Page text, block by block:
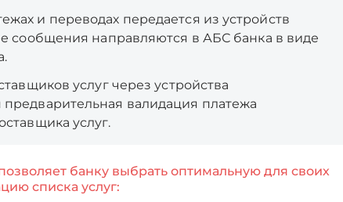
и переводах передается из устройств
сообщения направляются в АБС банка в виде
услуг через устройства
валидация платежа
услуг.
банку выбрать оптимальную для своих
списка услуг: